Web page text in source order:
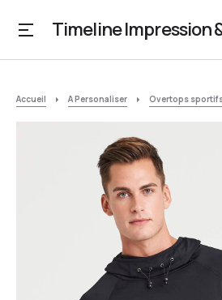
Timeline Impression
Accueil A Personaliser Overtops